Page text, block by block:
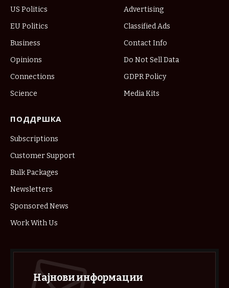
US Politics
EU Politics
Business
Opinions
Connections
Science
Advertising
Classified Ads
Contact Info
Do Not Sell Data
GDPR Policy
Media Kits
ПОДДРШКА
Subscriptions
Customer Support
Bulk Packages
Newsletters
Sponsored News
Work With Us
Најнови информации